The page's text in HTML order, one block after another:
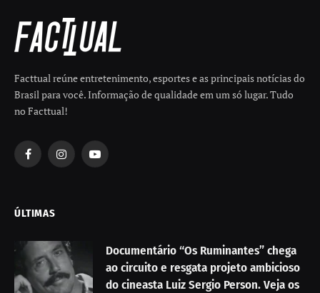
Facttual reúne entretenimento, esportes e as principais notícias do
Brasil para você. Informação de qualidade em um só lugar. Tudo
no Facttual!
FacebookInstagramYouTube
ÚLTIMAS
Documentário “Os Ruminantes” chega
ao circuito e resgata projeto ambicioso
do cineasta Luiz Sergio Person. Veja os